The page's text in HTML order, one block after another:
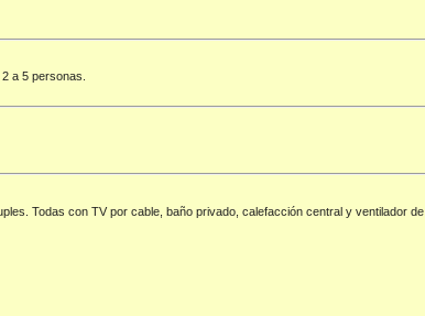
a 5 personas.
Todas con TV por cable, baño privado, calefacción central y ventilador de